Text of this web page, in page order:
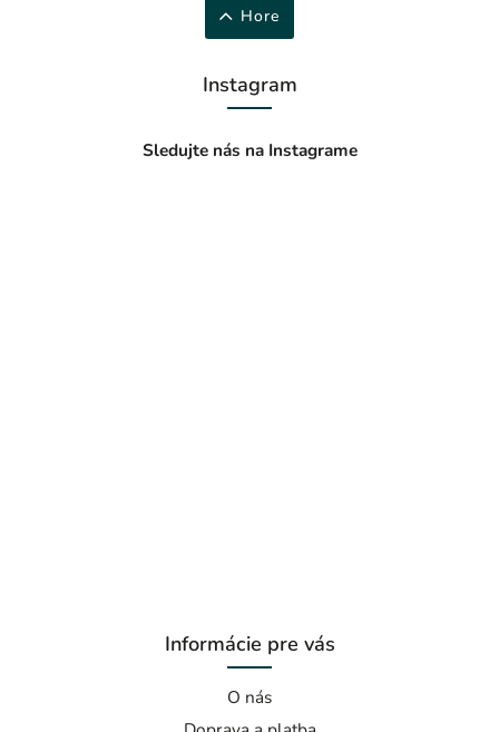
Hore
Instagram
Sledujte nás na Instagrame
Informácie pre vás
O nás